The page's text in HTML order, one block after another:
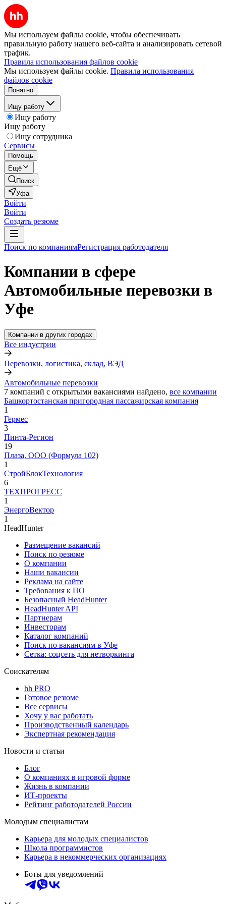
Мы используем файлы cookie, чтобы обеспечивать
правильную работу нашего веб-сайта и анализировать сетевой
трафик.
Правила использования файлов cookie
Мы используем файлы cookie. Правила использования
файлов cookie
Понятно
Ищу работу
Ищу работу
Ищу работу
Ищу сотрудника
Сервисы
Помощь
Ещё
Поиск
Уфа
Войти
Войти
Создать резюме
Поиск по компаниямРегистрация работодателя
Компании в сфере
Автомобильные перевозки в
Уфе
Компании в других городах
Все индустрии
Перевозки, логистика, склад, ВЭД
Автомобильные перевозки
7 компаний с открытыми вакансиями найдено, все компании
Башкортостанская пригородная пассажирская компания
1
Гермес
3
Пинта-Регион
19
Плаза, ООО (Формула 102)
1
СтройБлокТехнология
6
ТЕХПРОГРЕСС
1
ЭнергоВектор
1
HeadHunter
Размещение вакансий
Поиск по резюме
О компании
Наши вакансии
Реклама на сайте
Требования к ПО
Безопасный HeadHunter
HeadHunter API
Партнерам
Инвесторам
Каталог компаний
Поиск по вакансиям в Уфе
Сетка: соцсеть для нетворкинга
Соискателям
hh PRO
Готовое резюме
Все сервисы
Хочу у вас работать
Производственный календарь
Экспертная рекомендация
Новости и статьи
Блог
О компаниях в игровой форме
Жизнь в компании
ИТ-проекты
Рейтинг работодателей России
Молодым специалистам
Карьера для молодых специалистов
Школа программистов
Карьера в некоммерческих организациях
Боты для уведомлений